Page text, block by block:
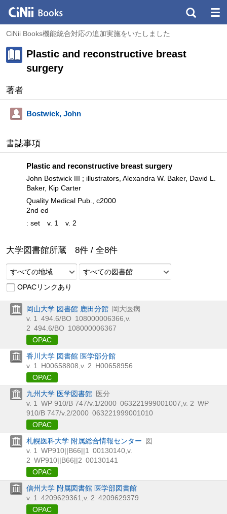
CiNii Books機能統合対応の追加実施をいたしました
Plastic and reconstructive breast
surgery
著者
Bostwick, John
書誌事項
Plastic and reconstructive breast surgery
John Bostwick III ; illustrators, Alexandra W. Baker, David L.
Baker, Kip Carter
Quality Medical Pub., c2000
2nd ed
: set
v. 1 v. 2
大学図書館所蔵 8件 / 全8件
すべての地域
すべての図書館
OPACリンクあり
岡山大学 図書館 鹿田分館 岡大医病
v. 1
494.6/BO 108000006366 v.
2 494.6/BO 108000006367
OPAC
香川大学 図書館 医学部分館
v. 1
H00658808 v. 2 H00658956
OPAC
九州大学 医学図書館 医分
v. 1
WP 910/B 747/v.1/2000 063221999001007 v. 2 WP
910/B 747/v.2/2000 063221999001010
OPAC
札幌医科大学 附属総合情報センター
図
v. 1
WP910||B66||1 00130140 v.
2 WP910||B66||2 00130141
OPAC
信州大学 附属図書館 医学部図書館
v. 1
4209629361 v. 2 4209629379
OPAC